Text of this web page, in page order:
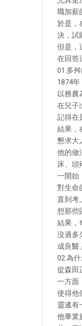
職加薪
於是，
決，試
但是，
在回答
01.多
1874
以務農
在兒子
記得在
結果，
懇求大
他的做
床、頭
一開始
對生命
直到考
想那些
結果，
沒過多
成良醫
02.為
從森田
一方面
使得他
靈遙有
他畢業